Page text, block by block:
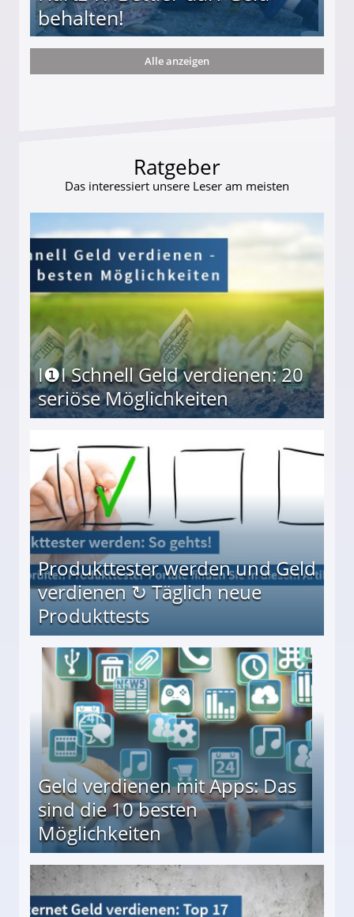
behalten!
darf Geld behalten!
Alle anzeigen
Ratgeber
Das interessiert unsere Leser am meisten
I❶I Schnell Geld verdienen: 20
seriöse Möglichkeiten
Produkttester werden und Geld
verdienen ↻ Täglich neue
Produkttests
↻ Täglich neue Produkttests
Geld verdienen mit Apps: Das
sind die 10 besten
Möglichkeiten
besten Möglichkeiten